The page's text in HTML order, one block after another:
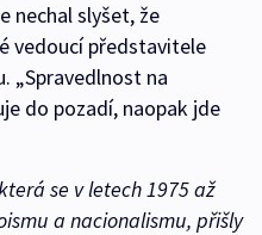
nechal slyšet, že
vedoucí představitele
„Spravedlnost na
do pozadí, naopak jde
se v letech 1975 až
a nacionalismu, přišly